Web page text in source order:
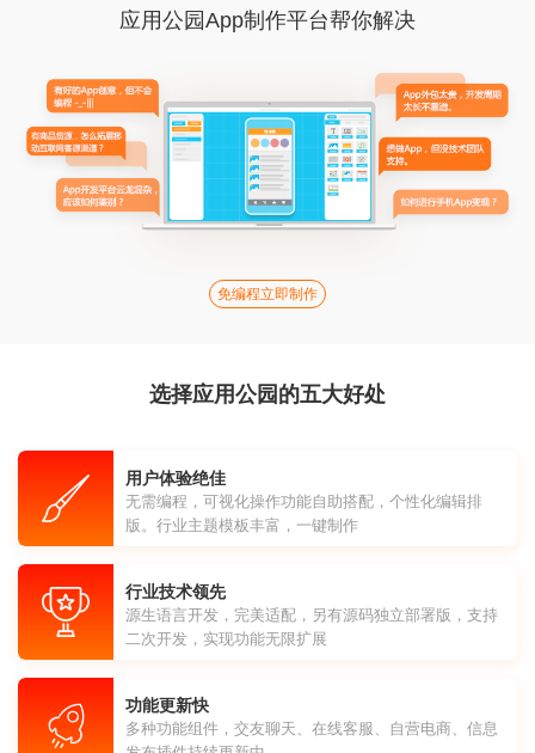
应用公园App制作平台帮你解决
免编程立即制作
选择应用公园的五大好处
用户体验绝佳
无需编程，可视化操作功能自助搭配，个性化编辑排
版。行业主题模板丰富，一键制作
行业技术领先
源生语言开发，完美适配，另有源码独立部署版，支持
二次开发，实现功能无限扩展
功能更新快
多种功能组件，交友聊天、在线客服、自营电商、信息